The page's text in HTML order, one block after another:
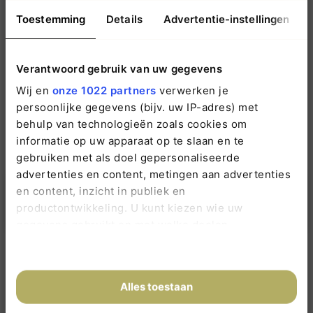
Toestemming Details Advertentie-instellingen
Verantwoord gebruik van uw gegevens
Wij en onze 1022 partners verwerken je
persoonlijke gegevens (bijv. uw IP-adres) met
behulp van technologieën zoals cookies om
informatie op uw apparaat op te slaan en te
gebruiken met als doel gepersonaliseerde
advertenties en content, metingen aan advertenties
en content, inzicht in publiek en
productontwikkeling. U kunt kiezen wie uw
locatie, die tot een paar meter nauwkeurig kan
Alles toestaan
Wij gebruiken deze gegevens enkel om contact met u op te nemen.
Overlijden melden • 24 uur per dag:
088 1198 200
Neem gerust contact op wanneer u vragen
heeft. Wij staan voor u klaar.